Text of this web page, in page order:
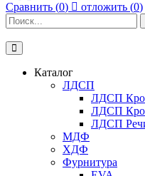
Сравнить (0) отложить (0)
Каталог
ЛДСП
ЛДСП
ЛДСП
ЛДСП
МДФ
ХДФ
Фурнитура